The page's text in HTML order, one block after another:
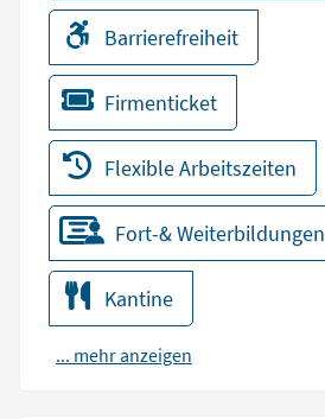
Barrierefreiheit
Firmenticket
Flexible Arbeitszeiten
Fort-& Weiterbildungen
Kantine
... mehr anzeigen